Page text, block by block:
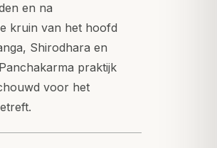
en na
kruin van het hoofd
Shirodhara en
praktijk
voor het